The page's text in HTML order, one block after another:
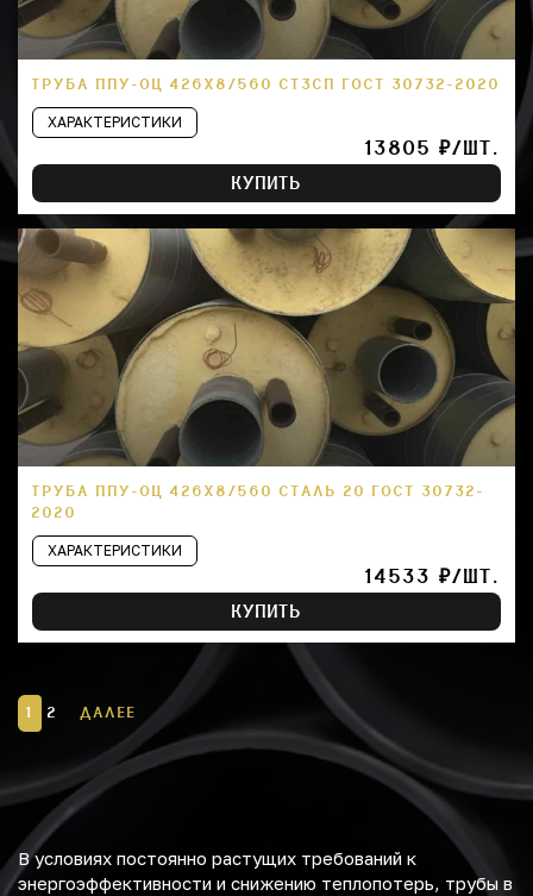
ТРУБА ППУ-ОЦ 426Х8/560 СТ3СП ГОСТ 30732-2020
ХАРАКТЕРИСТИКИ
13805 ₽/ШТ.
КУПИТЬ
ТРУБА ППУ-ОЦ 426Х8/560 СТАЛЬ 20 ГОСТ 30732-
2020
ХАРАКТЕРИСТИКИ
14533 ₽/ШТ.
КУПИТЬ
1 2 ДАЛЕЕ
В условиях постоянно растущих требований к
энергоэффективности и снижению теплопотерь, трубы в